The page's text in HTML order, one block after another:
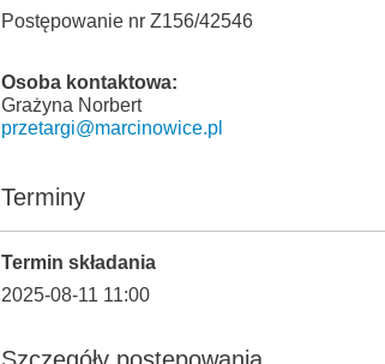
Postępowanie nr Z156/42546
Osoba kontaktowa:
Grażyna Norbert
przetargi@marcinowice.pl
Terminy
Termin składania
2025-08-11 11:00